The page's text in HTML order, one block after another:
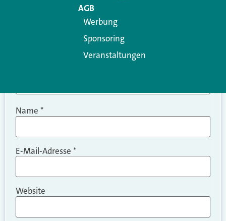
Name *
E-Mail-Adresse *
Website
AGB
Werbung
Sponsoring
Veranstaltungen